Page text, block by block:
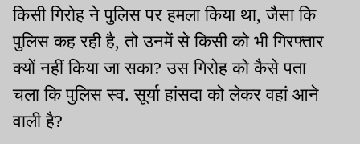
किसी गिरोह ने पुलिस पर हमला किया था, जैसा कि
पुलिस कह रही है, तो उनमें से किसी को भी गिरफ्तार
क्यों नहीं किया जा सका? उस गिरोह को कैसे पता
चला कि पुलिस स्व. सूर्या हांसदा को लेकर वहां आने
वाली है?